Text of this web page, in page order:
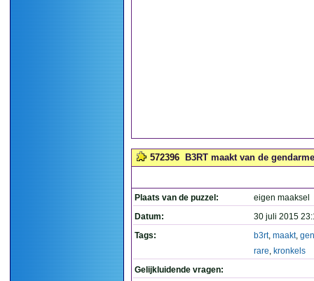
572396 B3RT maakt van de
Plaats van de puzzel:
eigen maaksel
Datum:
30 juli 2015
Tags:
b3rt, maakt,
rare, kronkels
Gelijkluidende vragen: